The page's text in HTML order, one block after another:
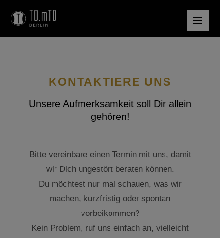
KONTAKTIERE UNS
Unsere Aufmerksamkeit soll Dir allein
gehören!
Bitte vereinbare einen Termin mit uns, damit
wir Dich ungestört beraten können.
Du möchtest nur mal schauen, was wir
machen, kurzfristig oder spontan
vorbeikommen?
Kein Problem, ruf uns einfach an, vielleicht